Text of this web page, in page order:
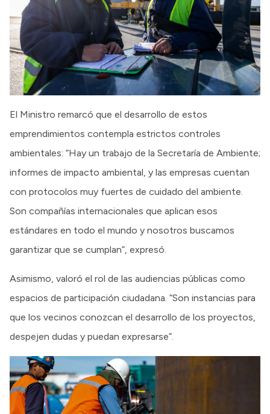
El Ministro remarcó que el desarrollo de estos
emprendimientos contempla estrictos controles
ambientales: “Hay un trabajo de la Secretaría de Ambiente;
informes de impacto ambiental, y las empresas cuentan
con protocolos muy fuertes de cuidado del ambiente.
Son compañías internacionales que aplican esos
estándares en todo el mundo y nosotros buscamos
garantizar que se cumplan”, expresó.
Asimismo, valoró el rol de las audiencias públicas como
espacios de participación ciudadana. “Son instancias para
que los vecinos conozcan el desarrollo de los proyectos,
despejen dudas y puedan expresarse”.